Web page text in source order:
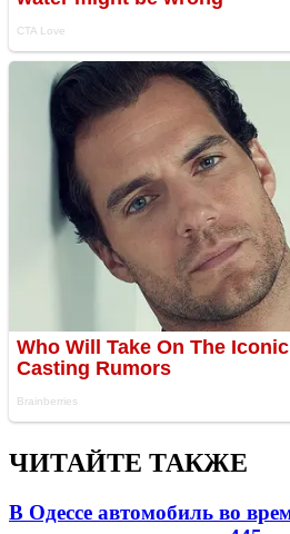
ЧИТАЙТЕ ТАКЖЕ
В Одессе автомобиль во